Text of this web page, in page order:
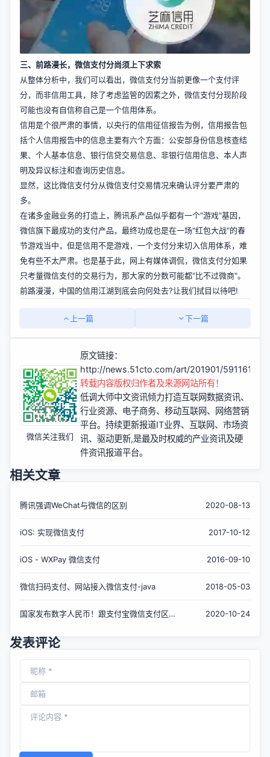
三、前路漫长，微信支付分尚须上下求索
从整体分析中，我们可以看出，微信支付分当前更像一个支付评
分，而非信用工具，除了考虑监管的因素之外，微信支付分现阶段
可能也没有自信称自己是一个信用体系。
信用是个很严肃的事情，以央行的信用征信报告为例，信用报告包
括个人信用报告中的信息主要有六个方面：公安部身份信息核查结
果、个人基本信息、银行信贷交易信息、非银行信用信息、本人声
明及异议标注和查询历史信息。
显然，这比微信支付分从微信支付交易情况来确认评分要严肃的
多。
在诸多金融业务的打造上，腾讯系产品似乎都有一个"游戏"基因，
微信旗下最成功的支付产品，最终功成也是在一场"红包大战"的春
节游戏当中，但是信用不是游戏，一个支付分来切入信用体系，难
免有些不太严肃。也是基于此，网上有媒体调侃，微信支付分如果
只考量微信支付的交易行为，那大家的分数可能都"比不过微商"。
前路漫漫，中国的信用江湖到底会向何处去?让我们拭目以待吧!
上一篇 下一篇
微信关注我们
原文链接：
http://news.51cto.com/art/201901/591161.htm
转载内容版权归作者及来源网站所有！
低调大师中文资讯倾力打造互联网数据资讯、
行业资源、电子商务、移动互联网、网络营销
平台。持续更新报道IT业界、互联网、市场资
讯、驱动更新,是最及时权威的产业资讯及硬
件资讯报道平台。
相关文章
腾讯强调WeChat与微信的区别 2020-08-13
iOS: 实现微信支付 2017-10-12
iOS - WXPay 微信支付 2016-09-10
微信扫码支付、网站接入微信支付-java 2018-05-03
国家发布数字人民币！跟支付宝微信支付区别
2020-10-24
发表评论